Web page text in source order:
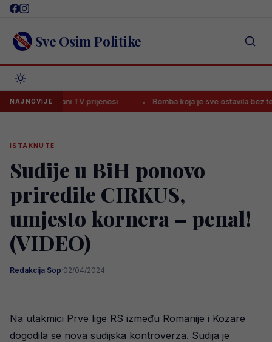
Skip
content Sve Osim Politike
NAJNOVIJETV prijenosi Bomba koja je sve ostavila bez teksta:
ISTAKNUTE
Sudije u BiH ponovo
priredile CIRKUS,
umjesto kornera – penal!
(VIDEO)
Redakcija Sop·02/04/2024
Na utakmici Prve lige RS između Romanije i Kozare
dogodila se nova sudijska kontroverza. Sudija je